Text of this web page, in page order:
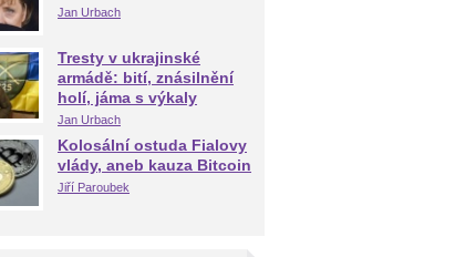
Jan Urbach
Tresty v ukrajinské
armádě: bití, znásilnění
holí, jáma s výkaly
Jan Urbach
Kolosální ostuda Fialovy
vlády, aneb kauza Bitcoin
Jiří Paroubek